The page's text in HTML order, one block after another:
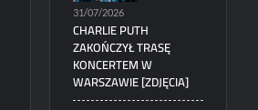
31/07/2026
CHARLIE PUTH
ZAKOŃCZYŁ TRASĘ
KONCERTEM W
WARSZAWIE [ZDJĘCIA]